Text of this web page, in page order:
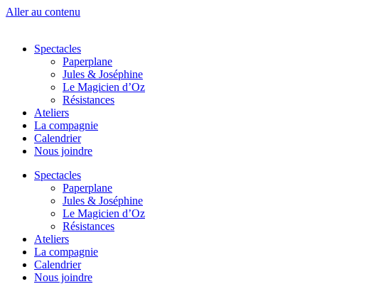
Aller au contenu
Spectacles
Paperplane
Jules & Joséphine
Le Magicien d’Oz
Résistances
Ateliers
La compagnie
Calendrier
Nous joindre
Spectacles
Paperplane
Jules & Joséphine
Le Magicien d’Oz
Résistances
Ateliers
La compagnie
Calendrier
Nous joindre